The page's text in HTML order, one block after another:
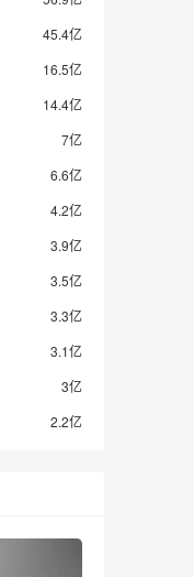
45.4亿
16.5亿
14.4亿
7亿
6.6亿
4.2亿
3.9亿
3.5亿
3.3亿
3.1亿
3亿
2.2亿